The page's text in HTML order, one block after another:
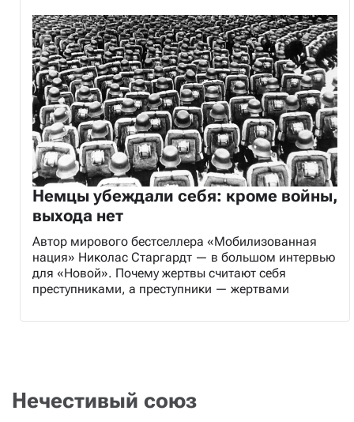
Немцы убеждали себя: кроме войны,
выхода нет
Автор мирового бестселлера «Мобилизованная
нация» Николас Старгардт — в большом интервью
для «Новой». Почему жертвы считают себя
преступниками, а преступники — жертвами
Нечестивый союз